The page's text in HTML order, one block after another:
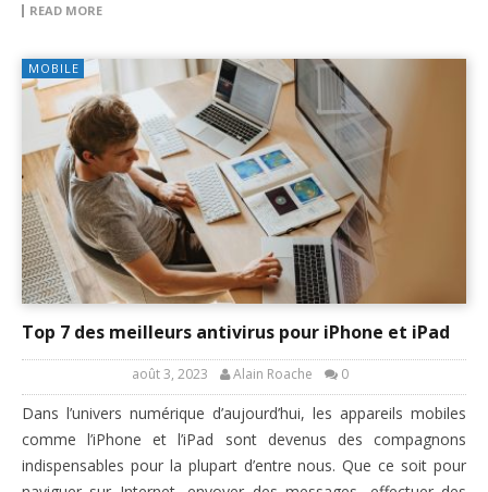
READ MORE
MOBILE
Top 7 des meilleurs antivirus pour iPhone et iPad
août 3, 2023 Alain Roache 0
Dans l’univers numérique d’aujourd’hui, les appareils mobiles
comme l’iPhone et l’iPad sont devenus des compagnons
indispensables pour la plupart d’entre nous. Que ce soit pour